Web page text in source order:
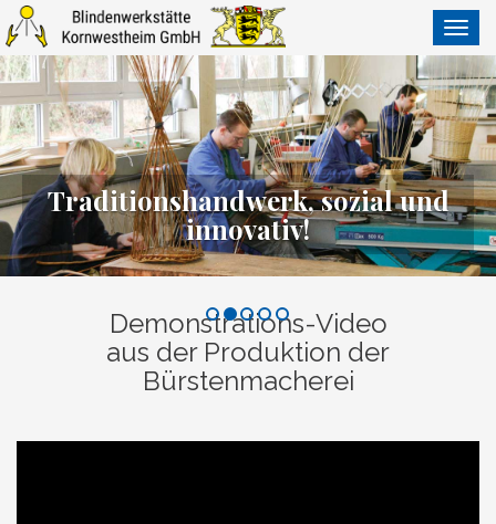
ein-/
Traditionshandwerk, sozial und
innovativ!
Demonstrations-Video
aus der Produktion der
Bürstenmacherei